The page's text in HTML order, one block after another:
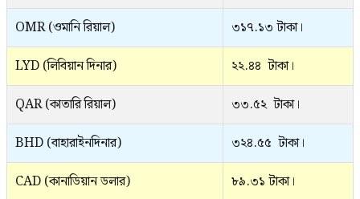
OMR (ওমানি রিয়াল)
৩১৭.১৩ টাকা।
LYD (লিবিয়ান দিনার)
২২.৪৪ টাকা।
QAR (কাতারি রিয়াল)
৩৩.৫২ টাকা।
BHD (বাহারাইনদিনার)
৩২৪.৫৫ টাকা।
CAD (কানাডিয়ান ডলার)
৮৯.৩১ টাকা।